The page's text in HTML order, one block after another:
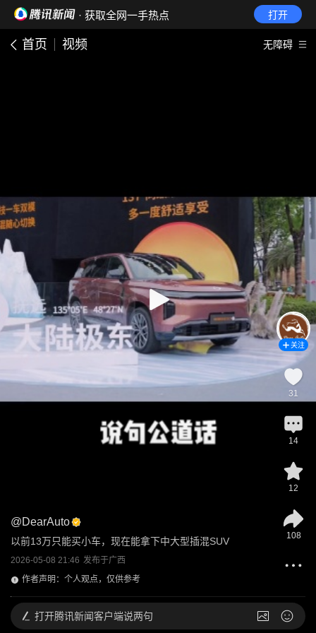
· 获取全网一手热点 打开
首页 视频 无障碍
@DearAuto
以前13万只能买小车，现在能拿下中大型插混SUV
2026-05-08 21:46 发布于广西
作者声明：个人观点，仅供参考
关注
31
14
12
108
打开腾讯新闻客户端说两句